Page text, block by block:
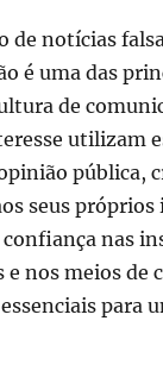
de notícias
é uma das
de
utilizam
pública,
seus próprios
confiança nas
e nos meios de
para